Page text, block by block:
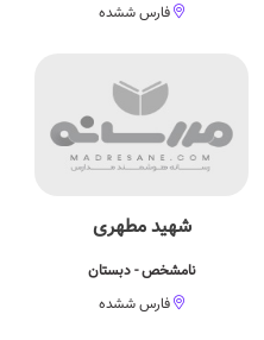
فارس ششده
شهید مطهری
نامشخص - دبستان
فارس ششده